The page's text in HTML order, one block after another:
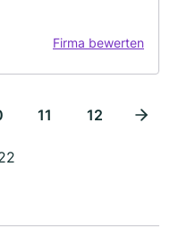
Firma bewerten
11 12